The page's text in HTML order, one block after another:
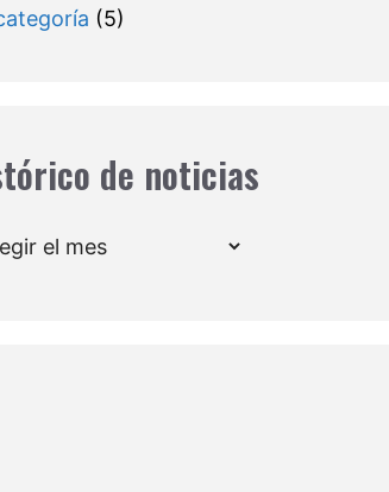
(5)
de noticias